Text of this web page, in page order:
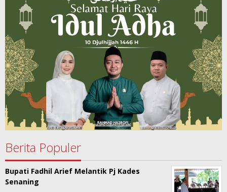
Berita Populer
Bupati Fadhil Arief Melantik Pj Kades
Senaning